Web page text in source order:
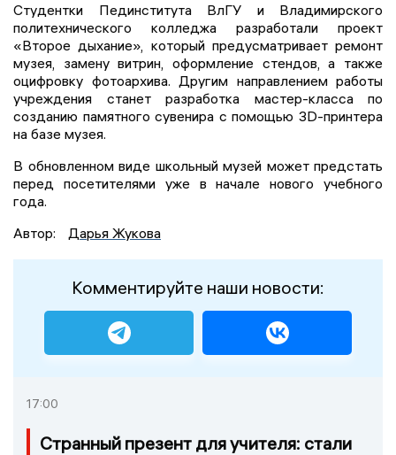
Студентки Пединститута ВлГУ и Владимирского
политехнического колледжа разработали проект
«Второе дыхание», который предусматривает ремонт
музея, замену витрин, оформление стендов, а также
оцифровку фотоархива. Другим направлением работы
учреждения станет разработка мастер-класса по
созданию памятного сувенира с помощью 3D-принтера
на базе музея.
В обновленном виде школьный музей может предстать
перед посетителями уже в начале нового учебного
года.
Автор:
Дарья Жукова
Комментируйте наши новости:
17:00
Странный презент для учителя: стали